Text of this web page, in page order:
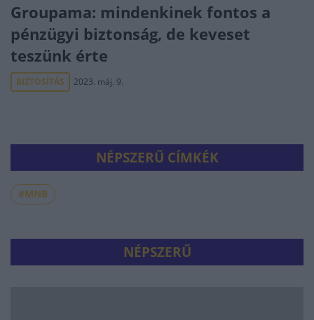
Groupama: mindenkinek fontos a
pénzügyi biztonság, de keveset
teszünk érte
BIZTOSÍTÁS 2023. máj. 9.
NÉPSZERŰ CÍMKÉK
#MNB
NÉPSZERŰ